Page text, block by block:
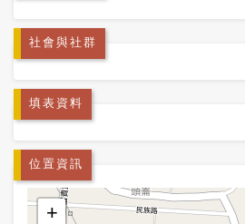
社會與社群
填表資料
位置資訊
+